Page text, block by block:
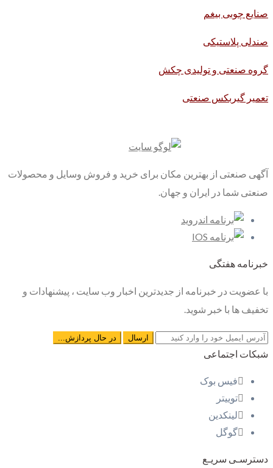
صنایع چوبی بیغم
صندلی پلاستیکی
گروه صنعتی و تولیدی چکش
تعمیر گیربکس صنعتی
آگهی صنعتی از بهترین مکان برای خرید و فروش وسایل و محصولات
صنعتی شما در ایران و جهان.
خبرنامه هفتگی
با عضویت در خبرنامه از جدیدترین اخبار وب سایت ، پیشنهادات و
تخفیف ها با خبر شوید.
شبکات اجتماعی
فیس بوک
توییتر
لینکدین
گوگل
دسترسـی سریـع